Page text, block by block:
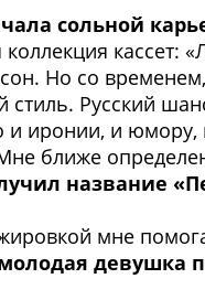
сольной
кассет:
Но со временем,
Русский
и иронии, и
ближе
название
мне
девушка